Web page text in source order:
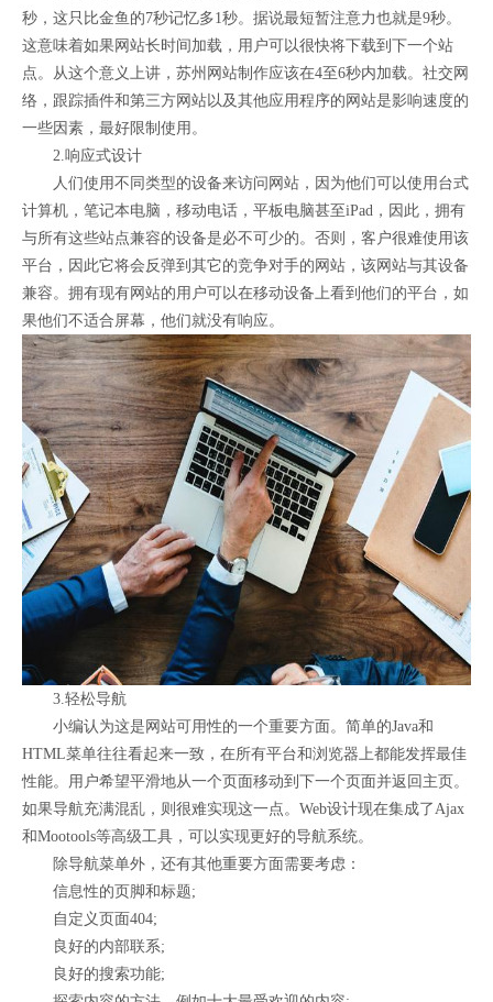
秒，这只比金鱼的7秒记忆多1秒。据说最短暂注意力也就是9秒。
这意味着如果网站长时间加载，用户可以很快将下载到下一个站
点。从这个意义上讲，苏州网站制作应该在4至6秒内加载。社交网
络，跟踪插件和第三方网站以及其他应用程序的网站是影响速度的
一些因素，最好限制使用。
2.响应式设计
人们使用不同类型的设备来访问网站，因为他们可以使用台式
计算机，笔记本电脑，移动电话，平板电脑甚至iPad，因此，拥有
与所有这些站点兼容的设备是必不可少的。否则，客户很难使用该
平台，因此它将会反弹到其它的竞争对手的网站，该网站与其设备
兼容。拥有现有网站的用户可以在移动设备上看到他们的平台，如
果他们不适合屏幕，他们就没有响应。
3.轻松导航
小编认为这是网站可用性的一个重要方面。简单的Java和
HTML菜单往往看起来一致，在所有平台和浏览器上都能发挥最佳
性能。用户希望平滑地从一个页面移动到下一个页面并返回主页。
如果导航充满混乱，则很难实现这一点。Web设计现在集成了Ajax
和Mootools等高级工具，可以实现更好的导航系统。
除导航菜单外，还有其他重要方面需要考虑：
信息性的页脚和标题;
自定义页面404;
良好的内部联系;
良好的搜索功能;